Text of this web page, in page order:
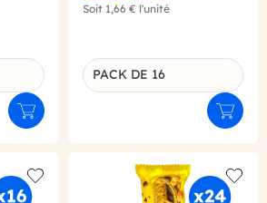
Ajouter au panier
Soit 1,66 € l'unité
Déclinaison du produit
PACK DE 16
Add to wishlist Add